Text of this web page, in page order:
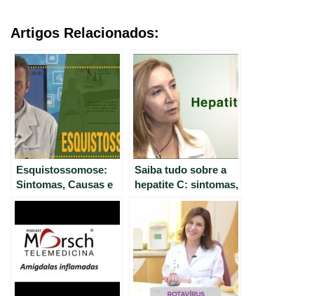
Artigos Relacionados:
Esquistossomose:
Sintomas, Causas e
Tratamento – Tudo o
saber
Saiba tudo sobre a
hepatite C: sintomas,
tratamento e